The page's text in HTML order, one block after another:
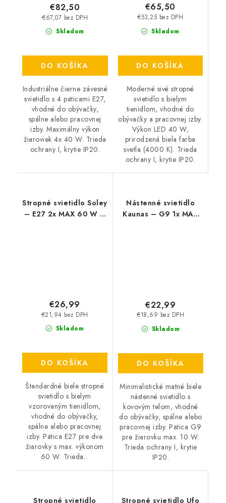
Skladom
€67,07 bez DPH
€82,50
DO KOŠÍKA
Industriálne čierne závesné
svietidlo s 4 päticami E27,
vhodné do obývačky,
spálne alebo pracovnej
izby. Maximálny výkon
žiaroviek 4x 40 W. Trieda
ochrany I, krytie IP20.
Skladom
€53,25 bez DPH
€65,50
DO KOŠÍKA
Moderné sivé stropné
svietidlo s bielym
tienidlom, vhodné do
obývačky a pracovnej izby.
Výkon LED 40 W,
prirodzená biela farba
svetla (4000 K). Trieda
ochrany I, krytie IP20.
Stropné svietidlo Soley
– E27 2x MAX 60 W –
Skladom
€21,94 bez DPH
€26,99
DO KOŠÍKA
Štandardné biele stropné
svietidlo s bielym
vzorovaným tienidlom,
vhodné do obývačky,
spálne alebo pracovnej
izby. Pätica E27 pre dve
žiarovky s max. výkonom
60 W. Trieda...
Nástenné svietidlo
Kaunas – G9 1x MAX
Skladom
€18,69 bez DPH
€22,99
DO KOŠÍKA
Minimalistické matné biele
nástenné svietidlo s
kovovým telom, vhodné
do obývačky, spálne alebo
pracovnej izby. Pätica G9
pre žiarovku max. 10 W.
Trieda ochrany I, krytie
IP20.
Stropné svietidlo
Stropné svietidlo Ufo